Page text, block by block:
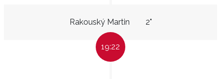
Rakouský Martin 2"
19:22